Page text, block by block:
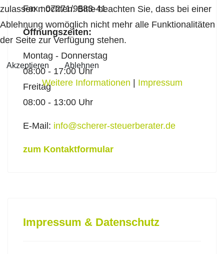
Fax.: 07271/9583-41
Öffnungszeiten:
Montag - Donnerstag
08:00 - 17:00 Uhr
Freitag
08:00 - 13:00 Uhr
E-Mail: info@scherer-steuerberater.de
zum Kontaktformular
Impressum & Datenschutz
zulassen möchten. Bitte beachten Sie, dass bei einer
Ablehnung womöglich nicht mehr alle Funktionalitäten
der Seite zur Verfügung stehen.
Akzeptieren Ablehnen
Weitere Informationen Impressum